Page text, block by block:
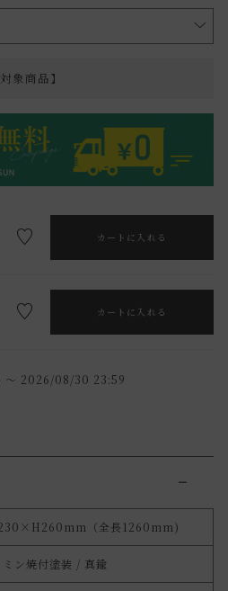
象商品】
カートに入れる
カートに入れる
〜 2026/08/30 23:59
（全長1260mm)
ン焼付塗装 / 真鍮